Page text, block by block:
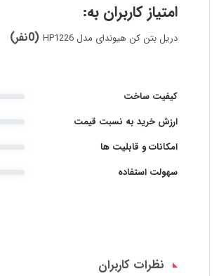
امتیاز کاربران به:
دریل بتن کن هیوندای مدل HP1226 (0نفر)
کیفیت ساخت
ارزش خرید به نسبت قیمت
امکانات و قابلیت ها
سهولت استفاده
نظرات کاربران